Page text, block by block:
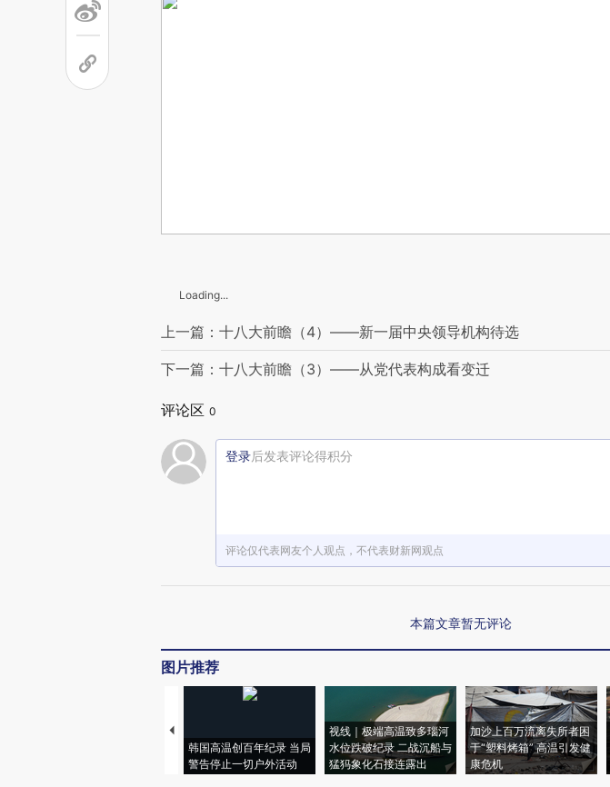
Loading...
上一篇：十八大前瞻（4）——新一届中央领导机构待选
下一篇：十八大前瞻（3）——从党代表构成看变迁
评论区 0
登录后发表评论得积分
评论仅代表网友个人观点，不代表财新网观点
本篇文章暂无评论
图片推荐
韩国高温创百年纪录 当局
警告停止一切户外活动
视线｜极端高温致多瑙河
水位跌破纪录 二战沉船与
猛犸象化石接连露出
加沙上百万流离失所者困
于“塑料烤箱” 高温引发健
康危机